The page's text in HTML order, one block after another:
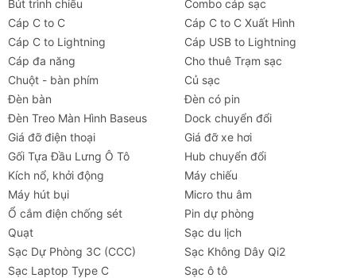
Bút trình chiếu
Combo cáp sạc
Cáp C to C
Cáp C to C Xuất Hình
Cáp C to Lightning
Cáp USB to Lightning
Cáp đa năng
Cho thuê Trạm sạc
Chuột - bàn phím
Củ sạc
Đèn bàn
Đèn có pin
Đèn Treo Màn Hình Baseus
Dock chuyển đổi
Giá đỡ điện thoại
Giá đỡ xe hơi
Gối Tựa Đầu Lưng Ô Tô
Hub chuyển đổi
Kích nổ, khởi động
Máy chiếu
Máy hút bụi
Micro thu âm
Ổ cắm điện chống sét
Pin dự phòng
Quạt
Sạc du lịch
Sạc Dự Phòng 3C (CCC)
Sạc Không Dây Qi2
Sạc Laptop Type C
Sạc ô tô